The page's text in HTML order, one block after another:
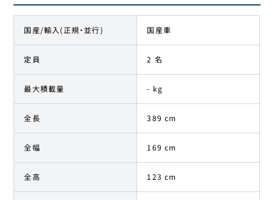
国産/輸入(正規・並行) 国産車
定員 2 名
最大積載量 - kg
全長 389 cm
全幅 169 cm
全高 123 cm